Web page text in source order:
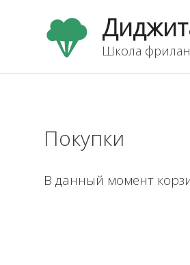
содержимому
Школа
Покупки
В данный момент